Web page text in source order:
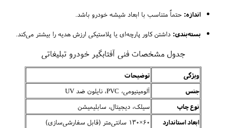
اندازه: حتماً متناسب با ابعاد شیشه خودرو باشد.
بسته‌بندی: داشتن کاور پارچه‌ای یا پلاستیکی ارزش هدیه را بیشتر می‌کند.
جدول مشخصات فنی آفتابگیر خودرو تبلیغاتی
ویژگی
توضیحات
جنس
آلومینیومی، PVC، نایلون ضد UV
نوع چاپ
سیلک، دیجیتال، سابلیمیشن
ابعاد استاندارد
60×130 سانتی‌متر (قابل سفارشی‌سازی)